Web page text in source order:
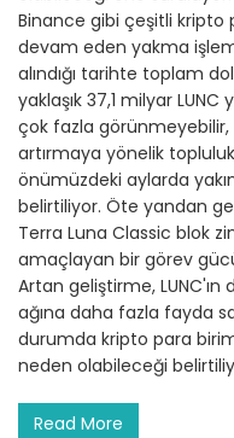
Binance gibi çeşitli kripto
devam eden yakma
alındığı tarihte toplam
yaklaşık 37,1 milyar
çok fazla görünmeyebilir,
artırmaya yönelik topluluk
önümüzdeki aylarda
belirtiliyor. Öte yandan
Terra Luna Classic blok
amaçlayan bir görev
Artan geliştirme, LUNC'ın
ağına daha fazla fayda
durumda kripto para
neden olabileceği
Read More